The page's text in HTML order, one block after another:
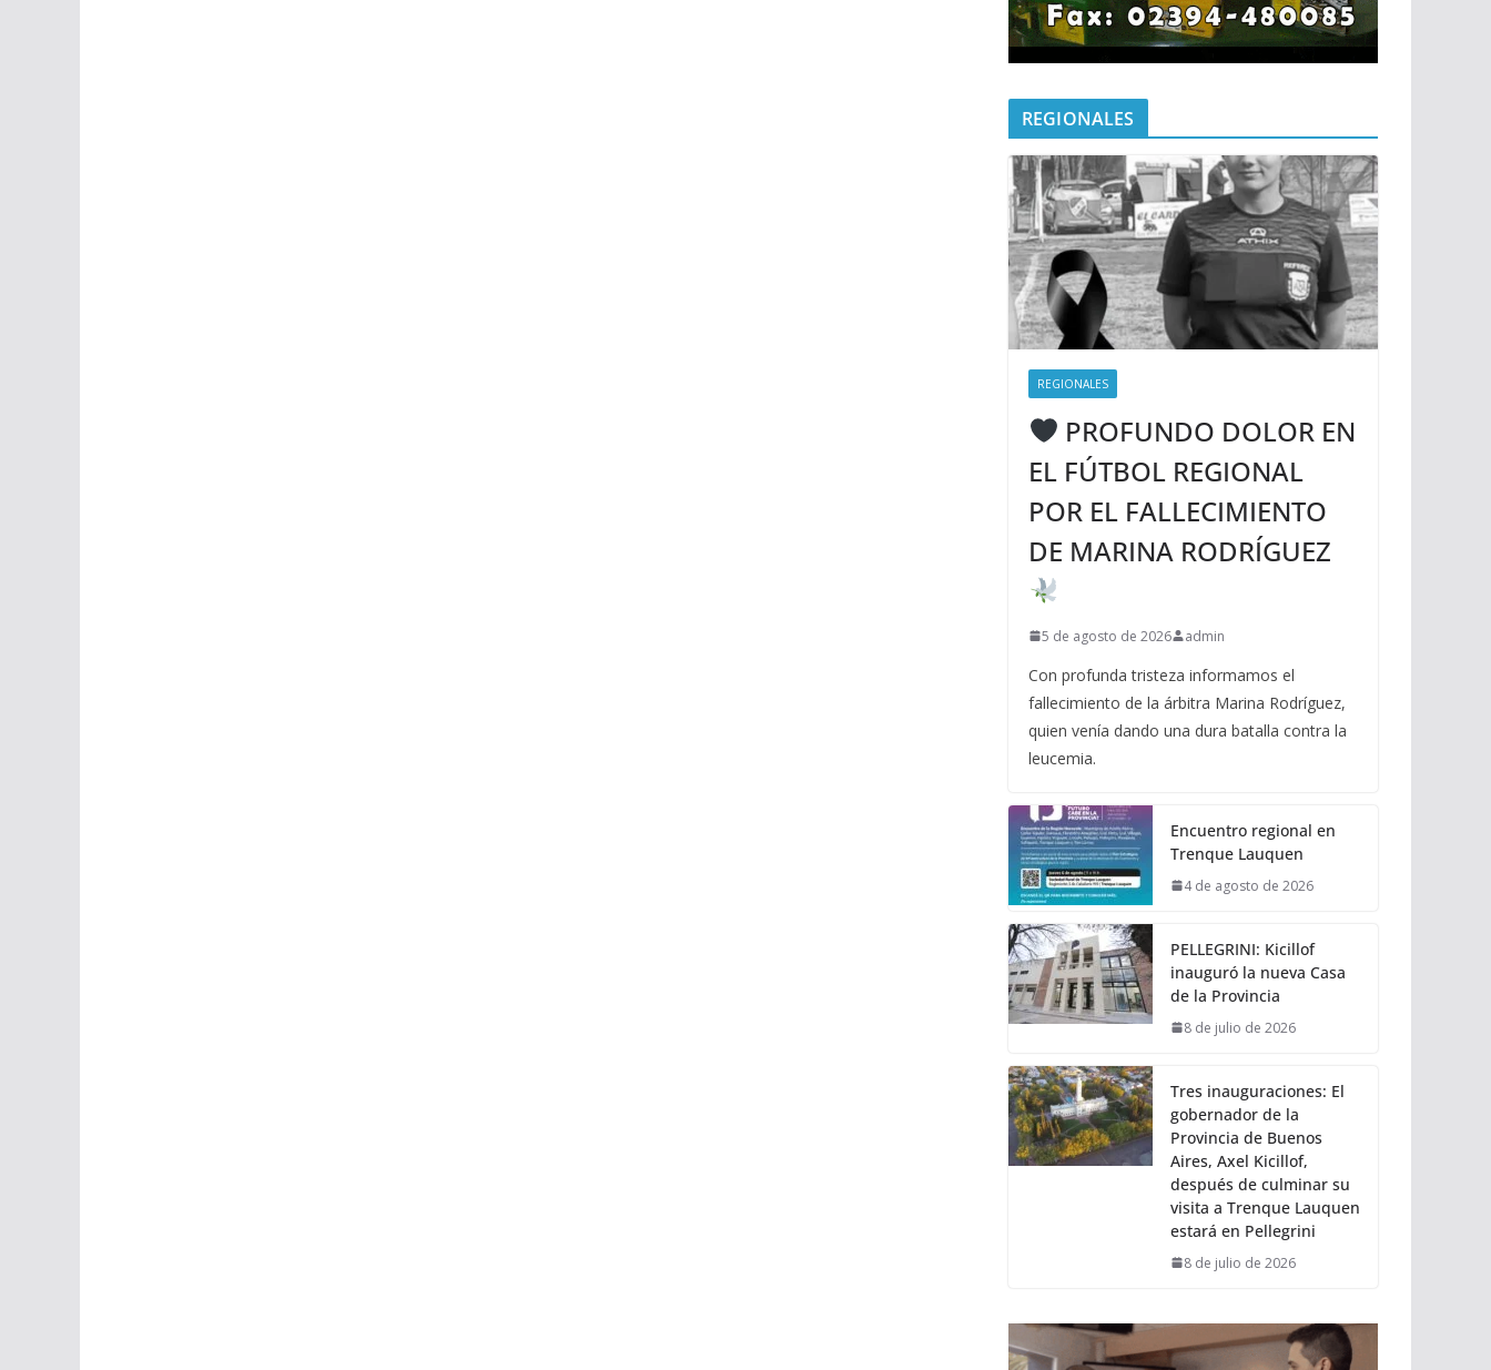
REGIONALES
REGIONALES
PROFUNDO DOLOR EN
EL FÚTBOL REGIONAL
POR EL FALLECIMIENTO
DE MARINA RODRÍGUEZ
5 de agosto de 2026 admin
Con profunda tristeza informamos el
fallecimiento de la árbitra Marina Rodríguez,
quien venía dando una dura batalla contra la
leucemia.
Encuentro regional en
Trenque Lauquen
4 de agosto de 2026
PELLEGRINI: Kicillof
inauguró la nueva Casa
de la Provincia
8 de julio de 2026
Tres inauguraciones: El
gobernador de la
Provincia de Buenos
Aires, Axel Kicillof,
después de culminar su
visita a Trenque Lauquen
estará en Pellegrini
8 de julio de 2026